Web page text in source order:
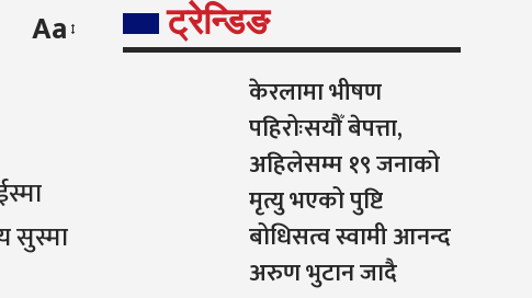
Aa
सुस्मा
ट्रेन्डिङ
केरलामा भीषण
पहिरोःसयौँ बेपत्ता,
अहिलेसम्म १९ जनाको
मृत्यु भएको पुष्टि
बोधिसत्व स्वामी आनन्द
अरुण भुटान जादै